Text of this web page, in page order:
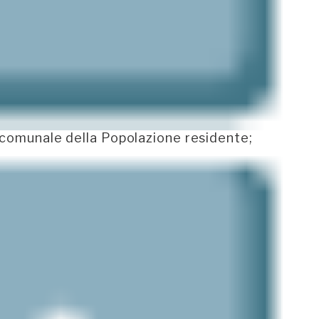
della Popolazione residente;